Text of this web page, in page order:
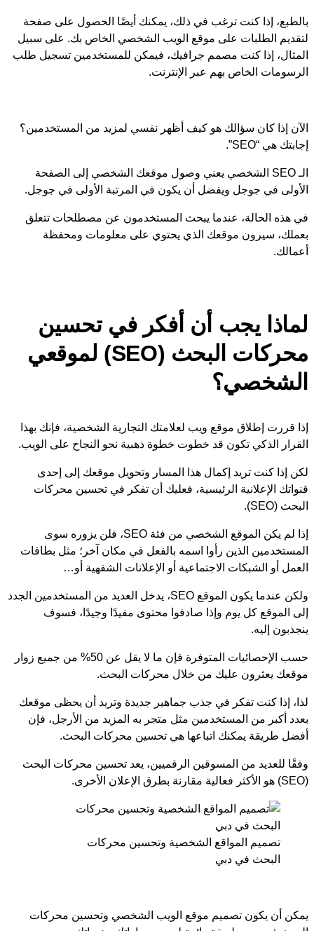
بالطبع، إذا كنت ترغب في ذلك، يمكنك أيضًا الحصول على صفحة
لتقديم الطلبات على موقع الويب الشخصي الخاص بك. على سبيل
المثال، إذا كنت مصمم جرافيك، فيمكن للمستخدمين تسجيل طلب
الرسومات الخاص بهم عبر الإنترنت.
الآن إذا كان سؤالك هو كيف أظهر نفسي لمزيد من المستخدمين؟
إجابتك هي “SEO”.
الـ SEO الشخصي يعني وصول موقعك الشخصي إلى الصفحة
الأولى في جوجل ويفضل أن يكون في المرتبة الأولى في جوجل.
في هذه الحالة، عندما يبحث المستخدمون عن مصطلحات تتعلق
بعملك، سيرون موقعك الذي يحتوي على معلومات ومحفظة
أعمالك.
لماذا يجب أن أفكر في تحسين
محركات البحث (SEO) لموقعي
الشخصي؟
إذا قررت إطلاق موقع ويب لعلامتك التجارية الشخصية، فإنك بهذا
القرار الذكي تكون قد خطوت خطوة ذهبية نحو النجاح على الويب.
لكن إذا كنت تريد إكمال هذا المسار وتحويل موقعك إلى إحدى
قنواتك الإعلانية الرئيسية، فعليك أن تفكر في تحسين محركات
البحث (SEO).
إذا لم يكن الموقع الشخصي من فئة SEO، فلن يزوره سوى
المستخدمين الذين رأوا اسمه بالفعل في مكان آخر؛ مثل بطاقات
العمل أو الشبكات الاجتماعية أو الإعلانات الشفهية أو…
ولكن عندما يكون الموقع SEO، يدخل العديد من المستخدمين الجدد
إلى الموقع كل يوم وإذا صادفوا محتوى مفيدًا وجيدًا، فسوف
ينجذبون إليه.
حسب الإحصائيات المتوفرة فإن ما لا يقل عن 50% من جميع زوار
موقعك يعثرون عليك من خلال محركات البحث.
لذا، إذا كنت تفكر في جذب جماهير جديدة وتريد أن يحظى موقعك
بعدد أكبر من المستخدمين مثل متجر به المزيد من الأرجل، فإن
أفضل طريقة يمكنك اتباعها هي تحسين محركات البحث.
وفقًا للعديد من المسوقين الرقميين، يعد تحسين محركات البحث
(SEO) هو الأكثر فعالية مقارنة بطرق الإعلان الأخرى.
تصميم المواقع الشخصية وتحسين محركات
البحث في دبي
يمكن أن يكون تصميم موقع الويب الشخصي وتحسين محركات